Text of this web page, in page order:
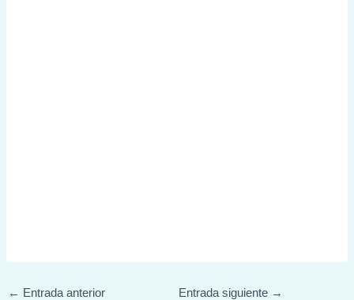
← Entrada anterior Entrada siguiente →